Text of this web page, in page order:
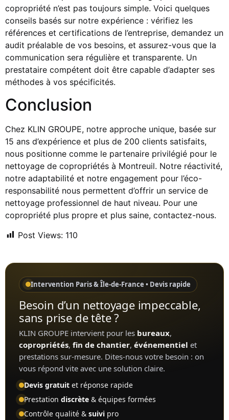
copropriété n’est pas toujours simple. Voici quelques
conseils basés sur notre expérience : vérifiez les
références et certifications de l’entreprise, demandez un
audit préalable de vos besoins, et assurez-vous que la
communication sera régulière et transparente. Un
prestataire compétent doit être capable d’adapter ses
méthodes à vos spécificités.
Conclusion
Chez KLIN GROUPE, notre approche unique, basée sur
15 ans d’expérience et plus de 200 clients satisfaits,
nous positionne comme le partenaire privilégié pour le
nettoyage de copropriétés à Montreuil. Notre réactivité,
notre adaptabilité et notre engagement pour l’éco-
responsabilité nous permettent d’offrir un service de
nettoyage professionnel de haut niveau. Pour une
copropriété plus propre et plus saine, contactez-nous.
Post Views: 110
Intervention Paris & Île-de-France • Devis rapide
Besoin d’un nettoyage impeccable,
sans prise de tête ?
KLIN GROUPE intervient pour les bureaux,
copropriétés, fin de chantier, événementiel et
prestations sur-mesure. Dites-nous votre besoin : on
vous répond vite avec une solution claire.
Devis gratuit et réponse rapide
Prestation discrète & équipes formées
Contrôle qualité & suivi pro